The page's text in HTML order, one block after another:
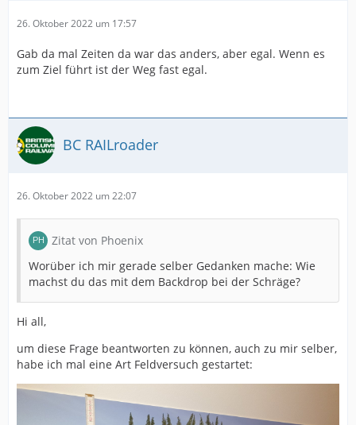
26. Oktober 2022 um 17:57
Gab da mal Zeiten da war das anders, aber egal. Wenn es
zum Ziel führt ist der Weg fast egal.
BC RAILroader
26. Oktober 2022 um 22:07
Zitat von Phoenix
Worüber ich mir gerade selber Gedanken mache: Wie
machst du das mit dem Backdrop bei der Schräge?
Hi all,
um diese Frage beantworten zu können, auch zu mir selber,
habe ich mal eine Art Feldversuch gestartet: